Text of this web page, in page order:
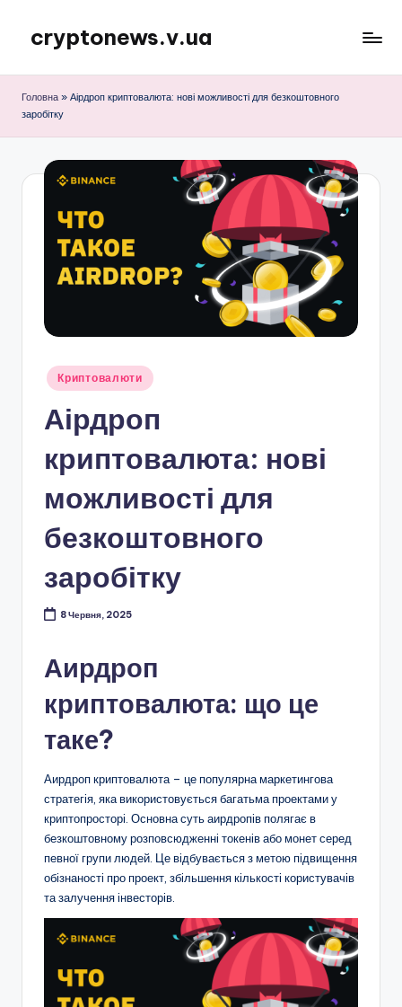
Перейти
вмісту
cryptonews.v.ua
криптовалют,
прогнози
гайди.
Головна » Аірдроп криптовалюта: нові можливості для безкоштовного
заробітку
Опубліковано
Криптовалюти
Аірдроп
криптовалюта: нові
можливості для
безкоштовного
заробітку
8 Червня, 2025
Аирдроп
криптовалюта: що це
таке?
Аирдроп криптовалюта – це популярна маркетингова
стратегія, яка використовується багатьма проектами у
криптопросторі. Основна суть аирдропів полягає в
безкоштовному розповсюдженні токенів або монет серед
певної групи людей. Це відбувається з метою підвищення
обізнаності про проект, збільшення кількості користувачів
та залучення інвесторів.